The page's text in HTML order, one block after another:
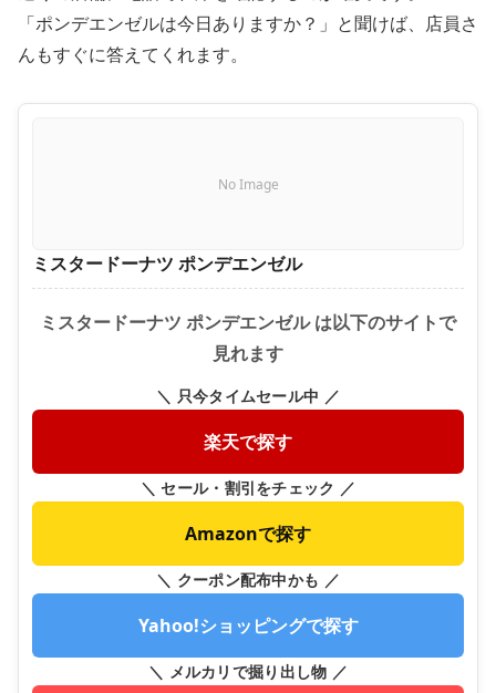
「ポンデエンゼルは今日ありますか？」と聞けば、店員さ
んもすぐに答えてくれます。
No Image
ミスタードーナツ ポンデエンゼル
ミスタードーナツ ポンデエンゼル は以下のサイトで
見れます
＼ 只今タイムセール中 ／
楽天で探す
＼ セール・割引をチェック ／
Amazonで探す
＼ クーポン配布中かも ／
Yahoo!ショッピングで探す
＼ メルカリで掘り出し物 ／